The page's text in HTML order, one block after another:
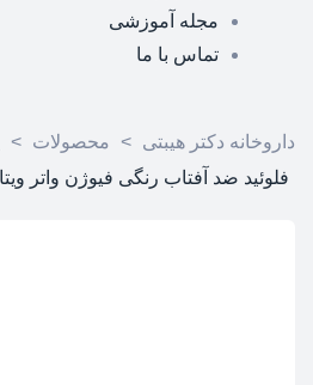
مجله آموزشی
تماس با ما
داروخانه دکتر هیبتی > محصولات >
فلوئید ضد آفتاب رنگی فیوژن واتر